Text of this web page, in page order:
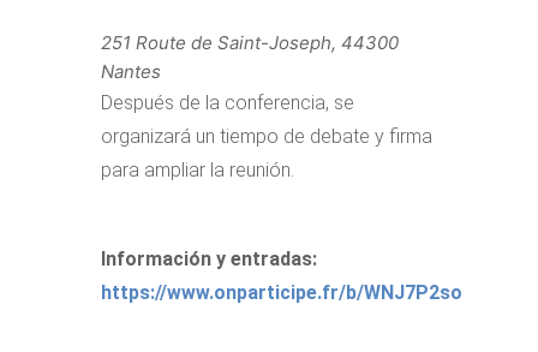
251 Route de Saint-Joseph, 44300
Nantes
Después de la conferencia, se
organizará un tiempo de debate y firma
para ampliar la reunión.
Información y entradas:
https://www.onparticipe.fr/b/WNJ7P2so